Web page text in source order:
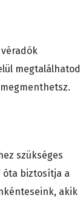
szükséges
óta biztosítja a
akik